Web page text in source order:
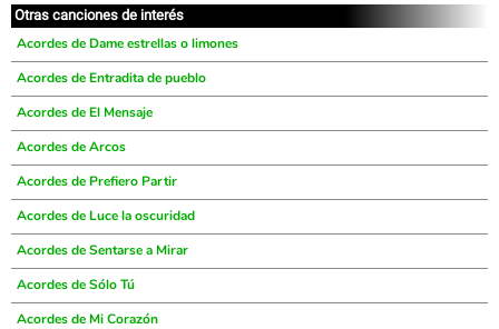
Otras canciones de interés
Acordes de Dame estrellas o limones
Acordes de Entradita de pueblo
Acordes de El Mensaje
Acordes de Arcos
Acordes de Prefiero Partir
Acordes de Luce la oscuridad
Acordes de Sentarse a Mirar
Acordes de Sólo Tú
Acordes de Mi Corazón